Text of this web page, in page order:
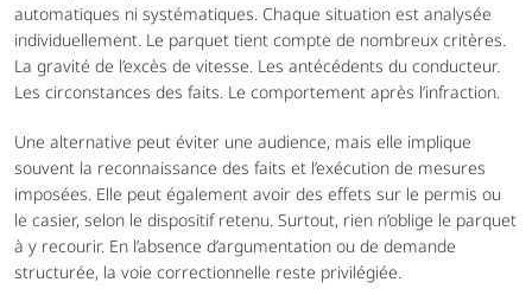
automatiques ni systématiques. Chaque situation est analysée
individuellement. Le parquet tient compte de nombreux critères.
La gravité de l’excès de vitesse. Les antécédents du conducteur.
Les circonstances des faits. Le comportement après l’infraction.
Une alternative peut éviter une audience, mais elle implique
souvent la reconnaissance des faits et l’exécution de mesures
imposées. Elle peut également avoir des effets sur le permis ou
le casier, selon le dispositif retenu. Surtout, rien n’oblige le parquet
à y recourir. En l’absence d’argumentation ou de demande
structurée, la voie correctionnelle reste privilégiée.